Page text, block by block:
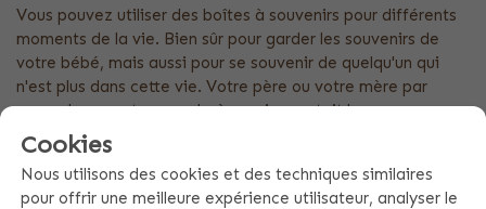
Vous pouvez utiliser des boîtes à souvenirs pour différents
moments de la vie. Bien sûr pour garder les souvenirs de
votre bébé, mais aussi pour se souvenir de quelqu'un qui
n'est plus dans cette vie. Votre père ou votre mère par
exemple, ou votre grand-père qui comptait beaucoup pour
vous, ou quelqu'un d'autre qui vous est cher. Rassemblez les
objets qui vous font penser à lui ou à elle et donnez-leur une
place spéciale.
Cookies
Nous utilisons des cookies et des techniques similaires
pour offrir une meilleure expérience utilisateur, analyser le